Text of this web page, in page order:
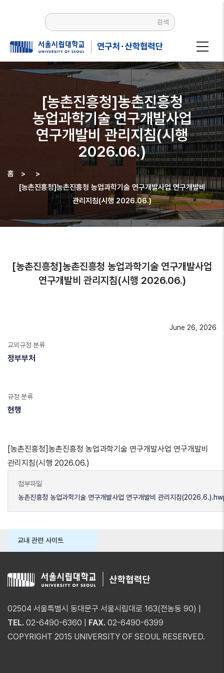
검색
[농촌진흥청]농촌진흥청
농업과학기술 연구개발사업
연구개발비 관리지침(시행
2026.06.)
이동
홈 >
>
[농촌진흥청]농촌진흥청 농업과학기술 연구개발사업 연구개발비
관리지침(시행 2026.06.)
[농촌진흥청]농촌진흥청 농업과학기술 연구개발사업
연구개발비 관리지침(시행 2026.06.)
June 26, 2026
교외규정 분류
정부부처
규정 분류
현행
[농촌진흥청]농촌진흥청 농업과학기술 연구개발사업 연구개발비
관리지침(시행 2026.06.)
첨부파일
농촌진흥청 농업과학기술 연구개발사업 연구개발비 관리지침
교내 관련 사이트
02504 서울특별시 동대문구 서울시립대로 163(전농동 90) |
TEL. 02-6490-6360 | FAX. 02-6490-6399
COPYRIGHT 2015 UNIVERSITY OF SEOUL RESERVED.